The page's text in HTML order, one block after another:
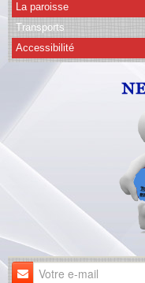
La paroisse
Transports
Accessibilité